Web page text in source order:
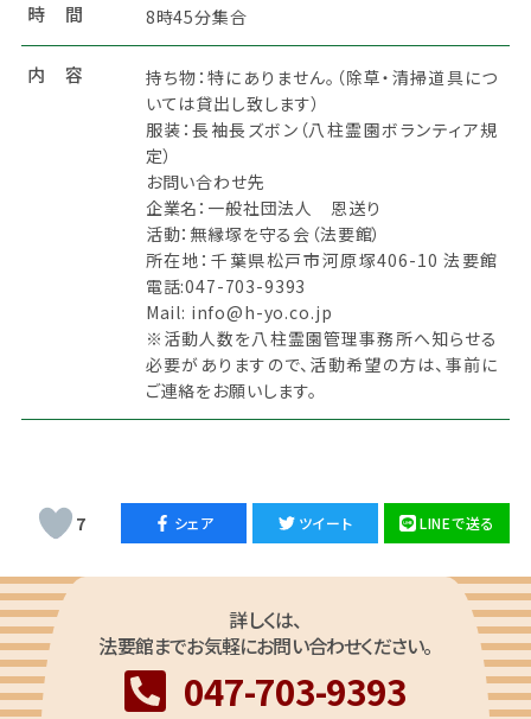
時 間 8時45分集合
内 容
持ち物：特にありません。（除草・清掃道具につ
いては貸出し致します）
服装：長袖長ズボン（八柱霊園ボランティア規
定）
お問い合わせ先
企業名：一般社団法人 恩送り
活動：無縁塚を守る会（法要館）
所在地：千葉県松戸市河原塚406-10 法要館
電話:047-703-9393
Mail: info@h-yo.co.jp
※活動人数を八柱霊園管理事務所へ知らせる
必要がありますので、活動希望の方は、事前に
ご連絡をお願いします。
7 シェア ツイート LINEで送る
詳しくは、
法要館までお気軽にお問い合わせください。
047-703-9393